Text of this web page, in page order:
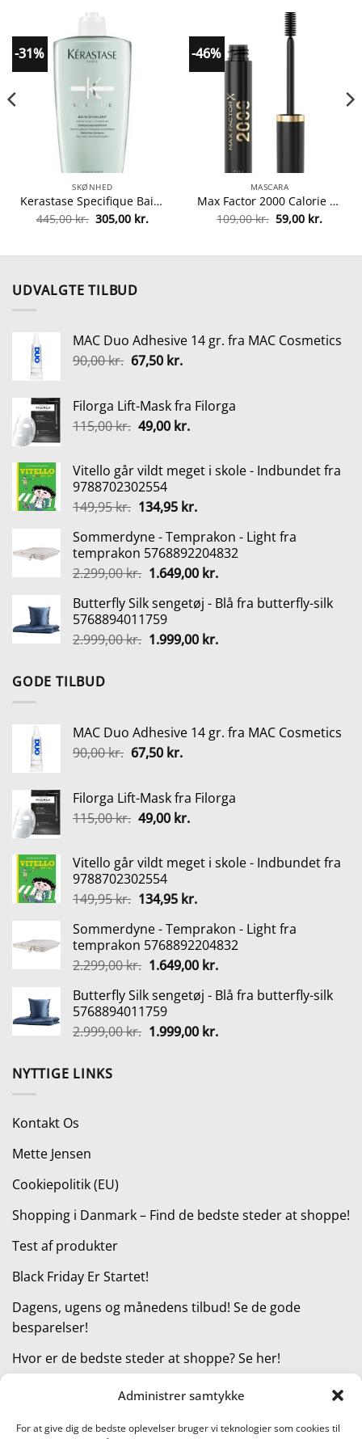
Administrer samtykke
For at give dig de bedste oplevelser bruger vi teknologier som cookies til
-31%
SKØNHED
Kerastase Specifique Bain Divalent Balancing Shampoo 500 ml fra Kerastase
445,00kr. Den
oprindelige
445,00 kr..
305,00 kr.Den
305,00 kr..
-46%
MASCARA
Max Factor 2000 Calorie Mascara 9 ml – Black fra Max Factor
109,00kr. Den
oprindelige
109,00 kr..
59,00 kr.Den
59,00
kr..
UDVALGTE TILBUD
MAC Duo Adhesive 14 gr. fra MAC Cosmetics
90,00kr. Den
var:
90,00 kr..
67,50 kr.Den
er:
67,50 kr..
Filorga Lift-Mask fra Filorga
115,00kr. Den
var:
115,00 kr..
49,00 kr.Den
er:
Vitello går vildt meget i skole - Indbundet fra
9788702302554
149,95kr. Den
pris
var:
149,95 kr..
134,95 kr.Den
pris
er:
134,95 kr..
Sommerdyne - Temprakon - Light fra
temprakon 5768892204832
2.299,00kr. Den
pris
var:
2.299,00 kr..
1.649,00 kr.Den
pris
1.649,00 kr..
Butterfly Silk sengetøj - Blå fra butterfly-silk
5768894011759
2.999,00kr. Den
1.999,00 kr.Den
GODE TILBUD
MAC Duo Adhesive 14 gr. fra MAC Cosmetics
90,00kr. Den
var:
90,00 kr..
67,50 kr.Den
er:
67,50 kr..
Filorga Lift-Mask fra Filorga
115,00kr. Den
var:
115,00 kr..
49,00 kr.Den
er:
Vitello går vildt meget i skole - Indbundet fra
9788702302554
149,95kr. Den
pris
var:
149,95 kr..
134,95 kr.Den
pris
er:
134,95 kr..
Sommerdyne - Temprakon - Light fra
temprakon 5768892204832
2.299,00kr. Den
pris
var:
2.299,00 kr..
1.649,00 kr.Den
pris
1.649,00 kr..
Butterfly Silk sengetøj - Blå fra butterfly-silk
5768894011759
2.999,00kr. Den
1.999,00 kr.Den
NYTTIGE LINKS
Kontakt Os
Mette Jensen
Cookiepolitik (EU)
Shopping i Danmark – Find de bedste steder at shoppe!
Test af produkter
Black Friday Er Startet!
Dagens, ugens og månedens tilbud! Se de gode
besparelser!
Hvor er de bedste steder at shoppe? Se her!